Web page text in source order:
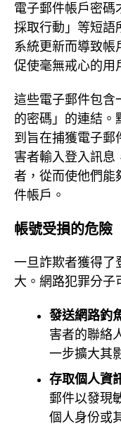
電子郵件帳戶密碼
採取行動」等短語
系統更新而導致帳
促使毫無戒心的用
這些電子郵件包含
的密碼」的連結。
到旨在捕獲電子郵
害者輸入登入訊息
者，從而使他們能
件帳戶。
帳號受損的危險
一旦詐欺者獲得了
大。網路犯罪分子
發送網路釣
害者的聯絡
一步擴大其
存取個人資
郵件以發現
個人身份或